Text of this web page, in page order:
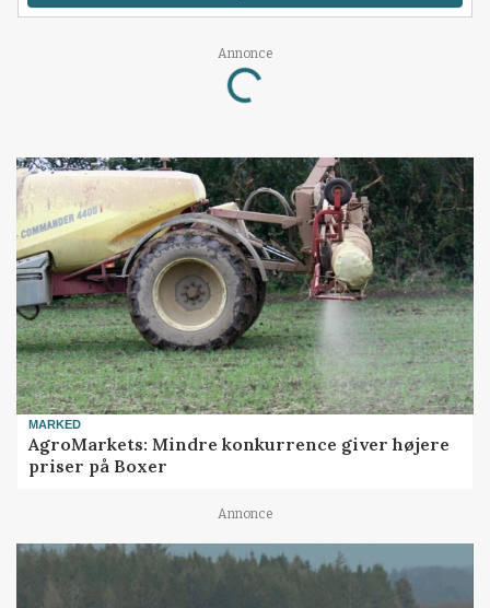
Annonce
Loading...
MARKED
AgroMarkets: Mindre konkurrence giver højere
priser på Boxer
Annonce